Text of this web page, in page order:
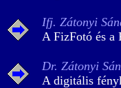
Ifj. Zátonyi
A FizFotó és a
Dr. Zátonyi
A digitális